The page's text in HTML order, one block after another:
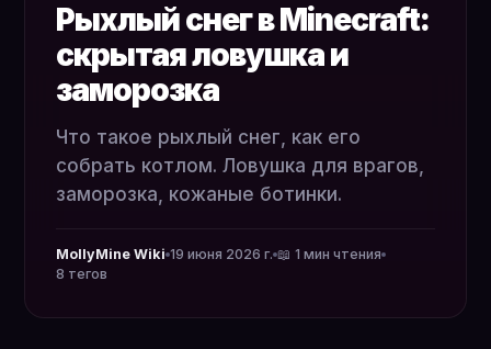
Рыхлый снег в Minecraft:
скрытая ловушка и
заморозка
Что такое рыхлый снег, как его
собрать котлом. Ловушка для врагов,
заморозка, кожаные ботинки.
MollyMine Wiki 19 июня 2026 г. 📖 1 мин чтения
8 тегов